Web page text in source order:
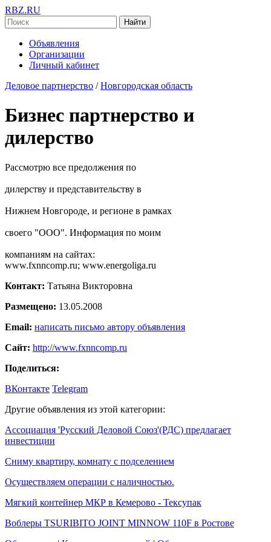
RBZ.RU
Найти
Объявления
Организации
Личный кабинет
Деловое партнерство / Новгородская область
Бизнес партнерство и
дилерство
Рассмотрю все предолжения по
дилерству и представительству в
Нижнем Новгороде, и регионе в рамках
своего "ООО". Информация по моим
компаниям на сайтах:
www.fxnncomp.ru; www.energoliga.ru
Контакт: Татьяна Викторовна
Размещено: 13.05.2008
Email: написать письмо автору объявления
Сайт: http://www.fxnncomp.ru
Поделиться:
ВКонтакте Telegram
Другие объявления из этой категории:
Ассоциация 'Русский Деловой Союз'(РДС) предлагает
инвестиции
Сниму квартиру, комнату с подселением
Осуществляем операции с наличностью.
Мягкий контейнер МКР в Кемерово - Тексупак
Воблеры TSURIBITO JOINT MINNOW 110F в Ростове